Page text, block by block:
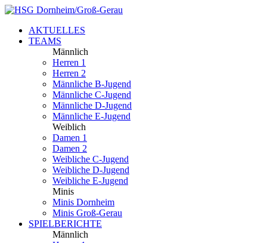
AKTUELLES
TEAMS
Männlich
Herren 1
Herren 2
Männliche B-Jugend
Männliche C-Jugend
Männliche D-Jugend
Männliche E-Jugend
Weiblich
Damen 1
Damen 2
Weibliche C-Jugend
Weibliche D-Jugend
Weibliche E-Jugend
Minis
Minis Dornheim
Minis Groß-Gerau
SPIELBERICHTE
Männlich